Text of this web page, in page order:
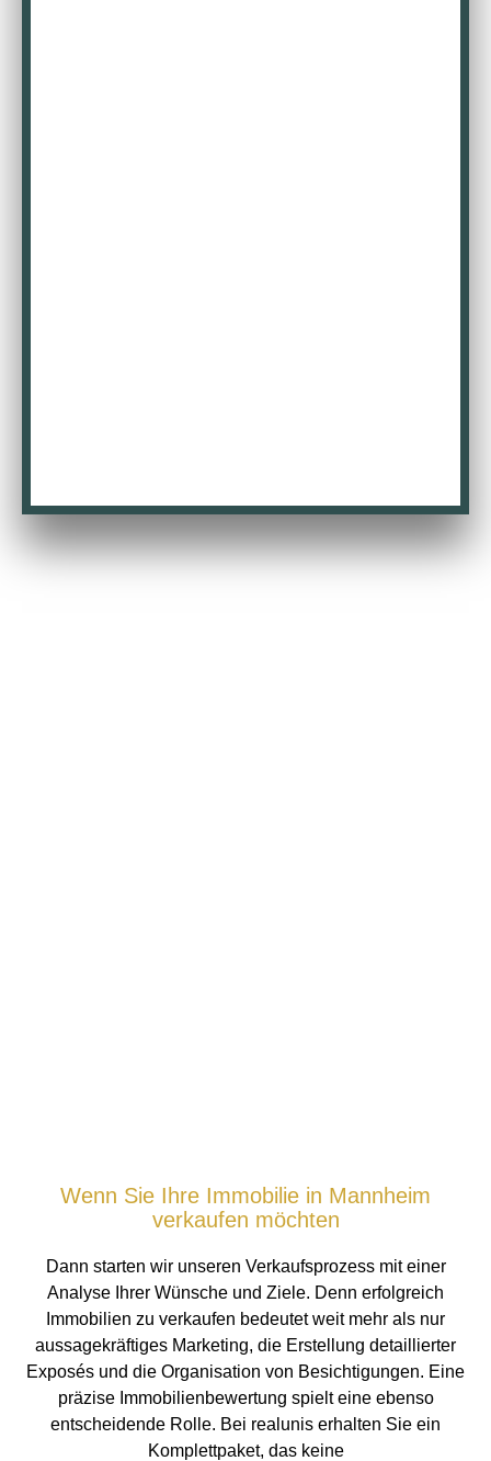
Wenn Sie Ihre Immobilie in Mannheim
verkaufen möchten
Dann starten wir unseren Verkaufsprozess mit einer
Analyse Ihrer Wünsche und Ziele. Denn erfolgreich
Immobilien zu verkaufen bedeutet weit mehr als nur
aussagekräftiges Marketing, die Erstellung detaillierter
Exposés und die Organisation von Besichtigungen. Eine
präzise Immobilienbewertung spielt eine ebenso
entscheidende Rolle. Bei realunis erhalten Sie ein
Komplettpaket, das keine